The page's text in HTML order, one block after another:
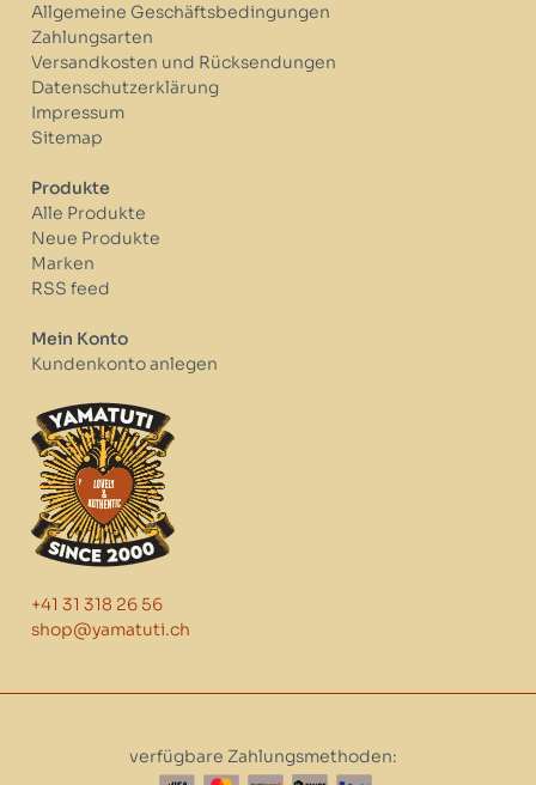
Allgemeine Geschäftsbedingungen
Zahlungsarten
Versandkosten und Rücksendungen
Datenschutzerklärung
Impressum
Sitemap
Produkte
Alle Produkte
Neue Produkte
Marken
RSS feed
Mein Konto
Kundenkonto anlegen
+41 31 318 26 56
shop@yamatuti.ch
verfügbare Zahlungsmethoden: